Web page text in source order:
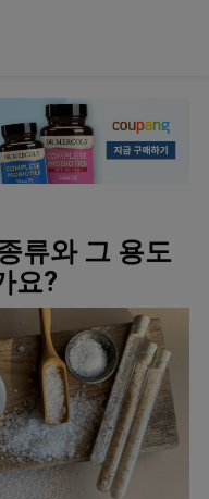
류와 그 용도
요?